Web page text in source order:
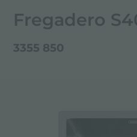
Fregadero
3355 850